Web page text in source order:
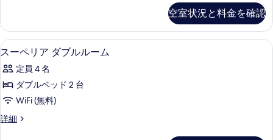
写
真
を
表
示
る
べ
て
の
写
真
を
表
(Gallery)
の
詳
空室状況と料金を確認
ス
ー
ペ
リ
ア
ダ
エジプト綿のシーツ、高級寝具、羽
5
スーペリア ダブルルーム
定員 4 名
ダブルベッド 2 台
WiFi (無料)
詳細
ス